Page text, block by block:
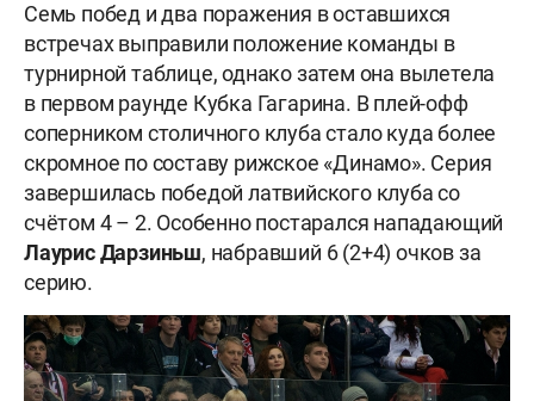
Семь побед и два поражения в оставшихся
встречах выправили положение команды в
турнирной таблице, однако затем она вылетела
в первом раунде Кубка Гагарина. В плей-офф
соперником столичного клуба стало куда более
скромное по составу рижское «Динамо». Серия
завершилась победой латвийского клуба со
счётом 4 – 2. Особенно постарался нападающий
Лаурис Дарзиньш, набравший 6 (2+4) очков за
серию.